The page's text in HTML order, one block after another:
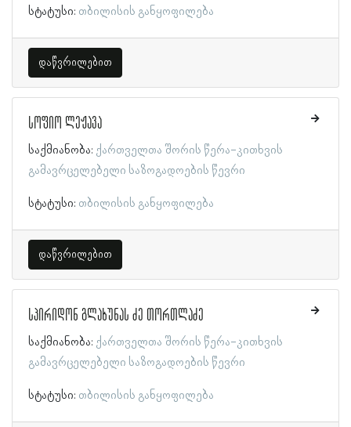
სტატუსი: თბილისის განყოფილება
დაწვრილებით
სოფიო ლეჟავა
საქმიანობა: ქართველთა შორის წერა-კითხვის
გამავრცელებელი საზოგადოების წევრი
სტატუსი: თბილისის განყოფილება
დაწვრილებით
სპირიდონ გლახუნას ძე თორთლაძე
საქმიანობა: ქართველთა შორის წერა-კითხვის
გამავრცელებელი საზოგადოების წევრი
სტატუსი: თბილისის განყოფილება